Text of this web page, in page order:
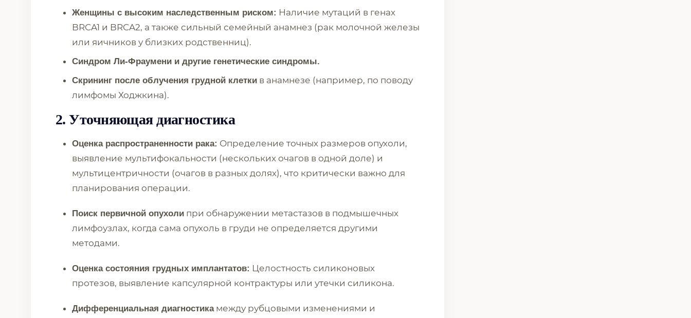
Женщины с высоким наследственным риском: Наличие мутаций в генах
BRCA1 и BRCA2, а также сильный семейный анамнез (рак молочной железы
или яичников у близких родственниц).
Синдром Ли-Фраумени и другие генетические синдромы.
Скрининг после облучения грудной клетки в анамнезе (например, по поводу
лимфомы Ходжкина).
2. Уточняющая диагностика
Оценка распространенности рака: Определение точных размеров опухоли,
выявление мультифокальности (нескольких очагов в одной доле) и
мультицентричности (очагов в разных долях), что критически важно для
планирования операции.
Поиск первичной опухоли при обнаружении метастазов в подмышечных
лимфоузлах, когда сама опухоль в груди не определяется другими
методами.
Оценка состояния грудных имплантатов: Целостность силиконовых
протезов, выявление капсулярной контрактуры или утечки силикона.
Дифференциальная диагностикамежду рубцовыми изменениями и